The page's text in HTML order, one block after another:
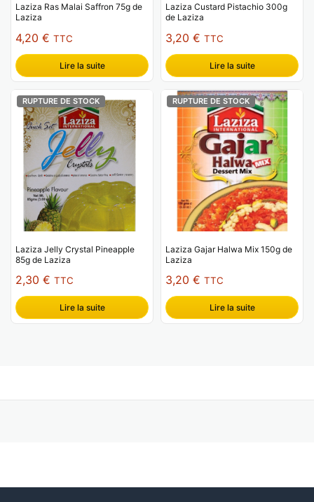
Laziza Ras Malai Saffron 75g de
Laziza
4,20 € TTC
Lire la suite
Laziza Custard Pistachio 300g
de Laziza
3,20 € TTC
Lire la suite
RUPTURE DE STOCK
Laziza Jelly Crystal Pineapple
85g de Laziza
2,30 € TTC
Lire la suite
RUPTURE DE STOCK
Laziza Gajar Halwa Mix 150g de
Laziza
3,20 € TTC
Lire la suite